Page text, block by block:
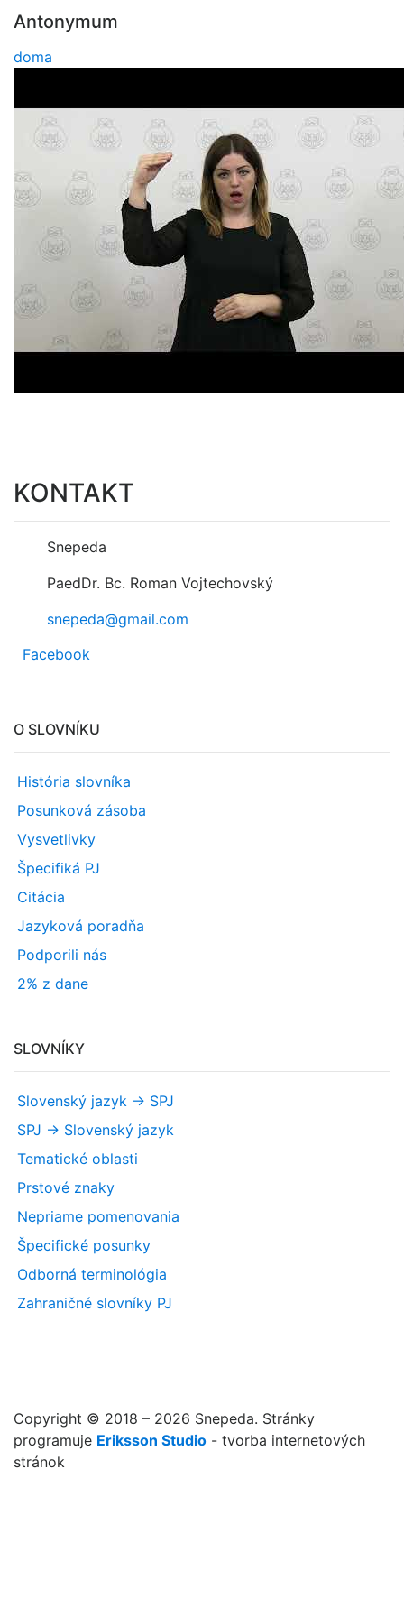
Antonymum
doma
KONTAKT
Snepeda
PaedDr. Bc. Roman Vojtechovský
snepeda@gmail.com
Facebook
O SLOVNÍKU
História slovníka
Posunková zásoba
Vysvetlivky
Špecifiká PJ
Citácia
Jazyková poradňa
Podporili nás
2% z dane
SLOVNÍKY
Slovenský jazyk -> SPJ
SPJ -> Slovenský jazyk
Tematické oblasti
Prstové znaky
Nepriame pomenovania
Špecifické posunky
Odborná terminológia
Zahraničné slovníky PJ
Copyright © 2018 – 2026 Snepeda. Stránky
programuje Eriksson Studio - tvorba internetových
stránok